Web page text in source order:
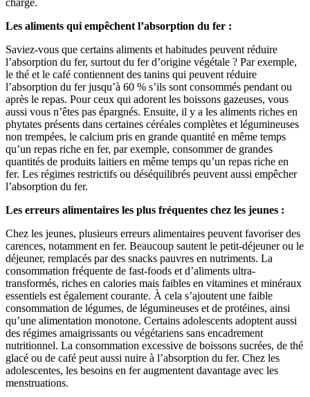
charge.
Les aliments qui empêchent l’absorption du fer :
Saviez-vous que certains aliments et habitudes peuvent réduire
l’absorption du fer, surtout du fer d’origine végétale ? Par exemple,
le thé et le café contiennent des tanins qui peuvent réduire
l’absorption du fer jusqu’à 60 % s’ils sont consommés pendant ou
après le repas. Pour ceux qui adorent les boissons gazeuses, vous
aussi vous n’êtes pas épargnés. Ensuite, il y a les aliments riches en
phytates présents dans certaines céréales complètes et légumineuses
non trempées, le calcium pris en grande quantité en même temps
qu’un repas riche en fer, par exemple, consommer de grandes
quantités de produits laitiers en même temps qu’un repas riche en
fer. Les régimes restrictifs ou déséquilibrés peuvent aussi empêcher
l’absorption du fer.
Les erreurs alimentaires les plus fréquentes chez les jeunes :
Chez les jeunes, plusieurs erreurs alimentaires peuvent favoriser des
carences, notamment en fer. Beaucoup sautent le petit-déjeuner ou le
déjeuner, remplacés par des snacks pauvres en nutriments. La
consommation fréquente de fast-foods et d’aliments ultra-
transformés, riches en calories mais faibles en vitamines et minéraux
essentiels est également courante. À cela s’ajoutent une faible
consommation de légumes, de légumineuses et de protéines, ainsi
qu’une alimentation monotone. Certains adolescents adoptent aussi
des régimes amaigrissants ou végétariens sans encadrement
nutritionnel. La consommation excessive de boissons sucrées, de thé
glacé ou de café peut aussi nuire à l’absorption du fer. Chez les
adolescentes, les besoins en fer augmentent davantage avec les
menstruations.